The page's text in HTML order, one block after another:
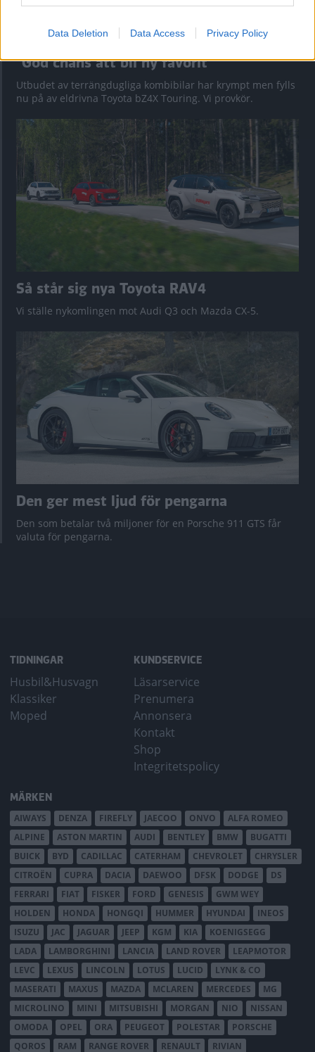
Data Deletion Data Access Privacy Policy
”God chans att bli ny favorit”
Utbudet av terrängdugliga kombibilar har krympt men fylls
nu på av eldrivna Toyota bZ4X Touring. Vi provkör.
Så står sig nya Toyota RAV4
Vi ställe nykomlingen mot Audi Q3 och Mazda CX-5.
Den ger mest ljud för pengarna
Den som betalar två miljoner för en Porsche 911 GTS får
valuta för pengarna.
TIDNINGAR
Husbil&Husvagn
Klassiker
Moped
KUNDSERVICE
Läsarservice
Prenumera
Annonsera
Kontakt
Shop
Integritetspolicy
MÄRKEN
AIWAYS DENZA FIREFLY JAECOO ONVO
ALFA ROMEO
ALPINE
ASTON MARTIN AUDI BENTLEY BMW
BUGATTI
BUICK
BYD CADILLAC CATERHAM CHEVROLET
CHRYSLER
CITROËN
CUPRA DACIA DAEWOO DFSK DODGE
DS
FERRARI
FIAT FISKER FORD GENESIS
GWM WEY
HOLDEN
HONDA HONGQI HUMMER HYUNDAI
INEOS
ISUZU
JAC JAGUAR JEEP KGM KIA
KOENIGSEGG
LADA
LAMBORGHINI LANCIA LAND ROVER
LEAPMOTOR
LEVC
LEXUS LINCOLN LOTUS LUCID
LYNK & CO
MASERATI
MAXUS MAZDA MCLAREN MERCEDES
MG
MICROLINO
MINI MITSUBISHI MORGAN NIO
NISSAN
OMODA
OPEL ORA PEUGEOT POLESTAR
PORSCHE
QOROS
RAM RANGE ROVER RENAULT RIVIAN